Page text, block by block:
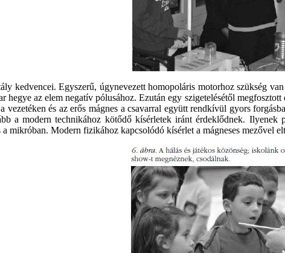
kedvencei. Egyszerű, úgynevezett homopoláris motorhoz szükség
hegye az elem negatív pólusához. Ezután egy szigetelésétől
és az erős mágnes a csavarral együtt rendkívül gyors
a modern technikához kötődő kísérletek iránt érdeklődnek. Ilyenek
mikróban. Modern fizikához kapcsolódó kísérlet a mágneses mezővel